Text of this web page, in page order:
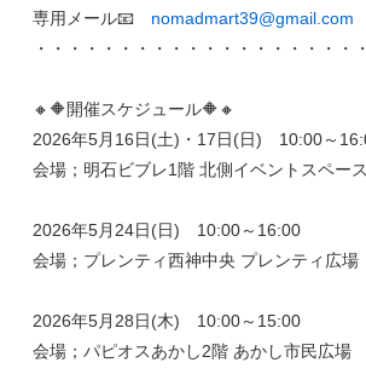
専用メール📧 nomadmart39@gmail.com
・・・・・・・・・・・・・・・・・・・・
🔸🔶開催スケジュール🔶🔸
2026年5月16日(土)・17日(日) 10:00～
会場；明石ビブレ1階 北側イベントスペース
2026年5月24日(日) 10:00～16:00
会場；プレンティ西神中央 プレンティ広場
2026年5月28日(木) 10:00～15:00
会場；パピオスあかし2階 あかし市民広場